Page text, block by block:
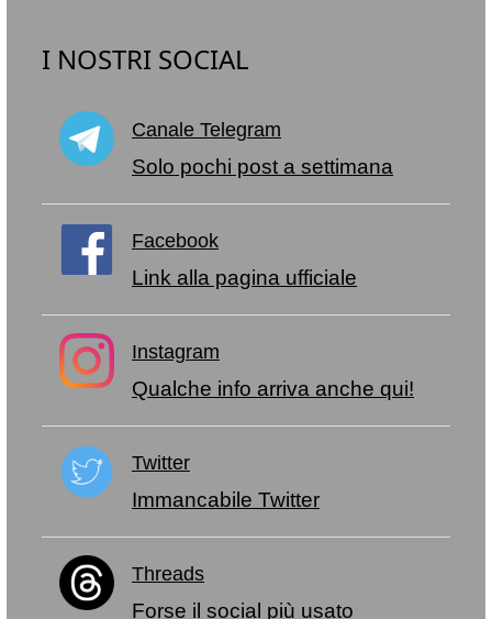
I NOSTRI SOCIAL
Canale Telegram
Solo pochi post a settimana
Facebook
Link alla pagina ufficiale
Instagram
Qualche info arriva anche qui!
Twitter
Immancabile Twitter
Threads
Forse il social più usato